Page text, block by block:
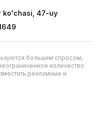
ko'chasi, 47-uy
большим спросом,
количество
рекламные и